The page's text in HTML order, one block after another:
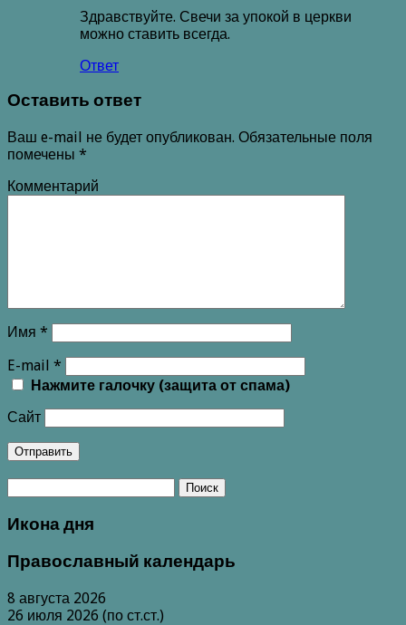
Здравствуйте. Свечи за упокой в церкви
можно ставить всегда.
Ответ
Оставить ответ
Ваш e-mail не будет опубликован. Обязательные поля
помечены *
Комментарий
Имя *
E-mail *
Нажмите галочку (защита от спама)
Сайт
Икона дня
Православный календарь
8 августа 2026
26 июля 2026 (по ст.ст.)